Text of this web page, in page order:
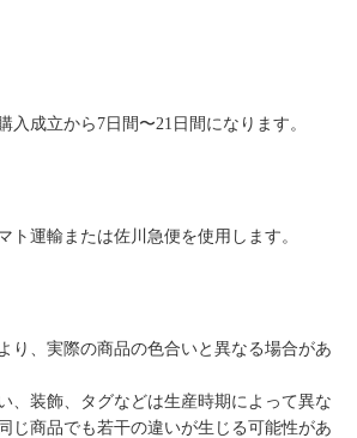
入成立から7日間〜21日間になります。
ト運輸または佐川急便を使用します。
り、実際の商品の色合いと異なる場合があ
、装飾、タグなどは生産時期によって異な
じ商品でも若干の違いが生じる可能性があ